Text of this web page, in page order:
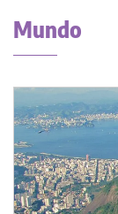
Mundo